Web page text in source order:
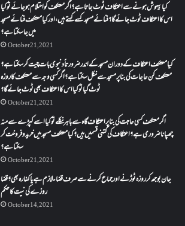
کیا بیہوش ہونے سے اعتکاف ٹوٹ جاتا ہے؟ اگر معتکف کو احتلام ہو جائے تو کیا
اس کا اعتکاف ٹوٹ جائے گا؟فنائے مسجد کسے کہتے ہیں ، اور کیا معتکف فنائے مسجد
میں جا سکتا ہے؟
October 21, 2021
کیا معتکف اعتکاف کے دوران مسجد کے اندر ضرورتاً دنیوی بات چیت کر سکتا ہے؟
معتکف کن حاجات کی بنا پر مسجد سے نکل سکتا ہے؟ اگر کسی وجہ سے معتکف کا روزہ
ٹوٹ گیا تو کیا اس کا اعتکاف بھی ٹوٹ جائے گا؟
October 21, 2021
اگر معتکف کسی حاجت کی بنا پر اعتکاف گاہ سے باہر نکلے تو کیا اسے کپڑے سے منہ
چھپانا ضروری ہے؟اعتکاف کی کتنی قسمیں ہیں؟کیا معتکف مسجد میں خرید و فروخت کر
سکتا ہے؟
October 21, 2021
جان بوجھ کر روزہ ٹوڑنے اور جماع کرنے سے صرف قضاء لازم ہے یا کفارہ بھی؟ قضا
روزے کی نیت کا حکم
October 14, 2021